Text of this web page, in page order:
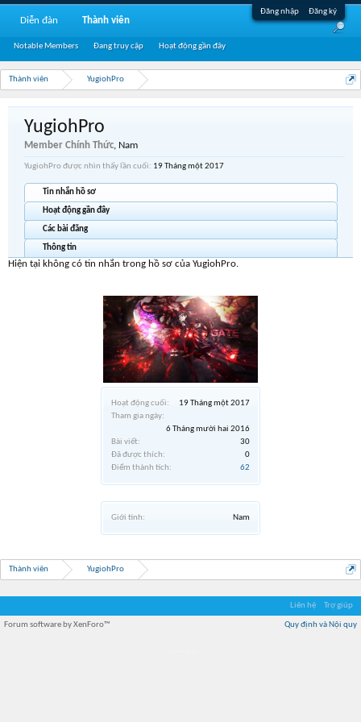
Đăng nhập Đăng ký
Thành viên YugiohPro
Hoạt động cuối:
19 Tháng một 2017
Tham gia ngày:
6 Tháng mười hai 2016
Bài viết:
30
Đã được thích:
0
Điểm thành tích:
62
Giới tính: Nam
YugiohPro
Member Chính Thức, Nam
YugiohPro được nhìn thấy lần cuối: 19 Tháng một 2017
Tin nhắn hồ sơ
Hoạt động gần đây
Các bài đăng
Thông tin
Hiện tại không có tin nhắn trong hồ sơ của YugiohPro.
Thành viên YugiohPro
Diễn đàn Thành viên
Notable Members Đang truy cập Hoạt động gần đây
Liên hệ Trợ giúp
Quy định và Nội quy
Forum software by XenForo™